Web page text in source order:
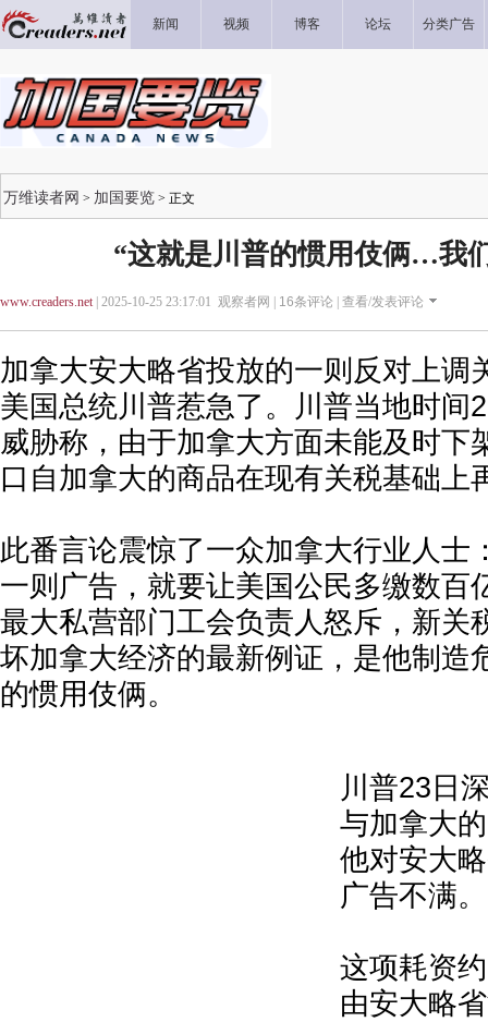
新闻 视频 博客 论坛 分类广告
万维读者网 > 加国要览 > 正文
“这就是川普的惯用伎俩…我
www.creaders.net| 2025-10-25 23:17:01 观察者网 | 16条评论 | 查看/发表评论
加拿大安大略省投放的一则反对上调
美国总统川普惹急了。川普当地时间
威胁称，由于加拿大方面未能及时下
口自加拿大的商品在现有关税基础上
此番言论震惊了一众加拿大行业人士
一则广告，就要让美国公民多缴数百
最大私营部门工会负责人怒斥，新关
坏加拿大经济的最新例证，是他制造
的惯用伎俩。
川普23日
与加拿大
他对安大
广告不满。
这项耗资
由安大略